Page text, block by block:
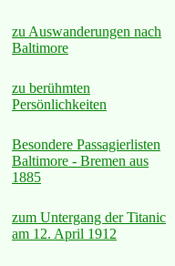
zu Auswanderungen nach
Baltimore
zu berühmten
Persönlichkeiten
Besondere Passagierlisten
Baltimore - Bremen aus
1885
zum Untergang der Titanic
am 12. April 1912